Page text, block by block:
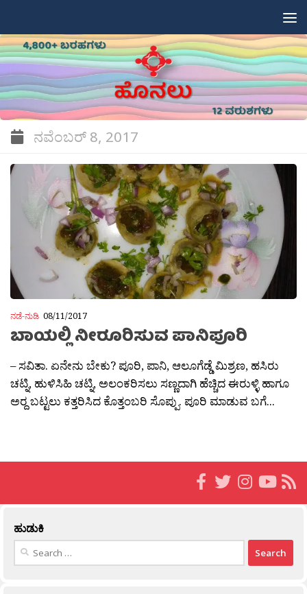
ನವೆಂಬರ್ 8, 2017
ನಡೆ-ನುಡಿ 08/11/2017
ಬಾಯಲ್ಲಿ ನೀರೂರಿಸುವ ಪಾನಿಪೂರಿ
– ಸವಿತಾ. ಏನೇನು ಬೇಕು? ಪೂರಿ, ಪಾನಿ, ಆಲೂಗೆಡ್ಡೆ ಮಿಶ್ರಣ, ಹಸಿರು
ಚಟ್ನಿ, ಹುಳಿಸಿಹಿ ಚಟ್ನಿ, ಅಲಂಕರಿಸಲು ಸಣ್ಣದಾಗಿ ಹೆಚ್ಚಿದ ಈರುಳ್ಳಿ ಹಾಗೂ
ಅರ‍್ದ ಬಟ್ಟಲು ಕತ್ತರಿಸಿದ ಕೊತ್ತಂಬರಿ ಸೊಪ್ಪು. ಪೂರಿ ಮಾಡುವ ಬಗೆ...
ಹುಡುಕಿ
Search